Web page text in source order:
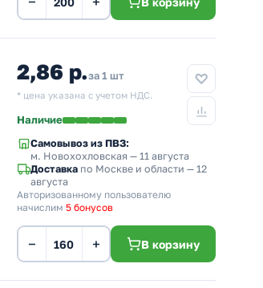
2,86 р.за 1 шт
* цена указана с учетом НДС.
Наличие
Самовывоз из ПВЗ:
м. Новохохловская — 11 августа
Доставка по Москве и области — 12
августа
Авторизованному пользователю
начислим 5 бонусов
− + В корзину